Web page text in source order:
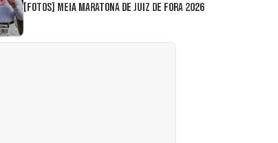
[FOTOS] Meia Maratona de Juiz de Fora 2026